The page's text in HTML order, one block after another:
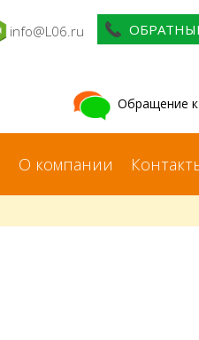
info@L06.ru
Обращение
О компании